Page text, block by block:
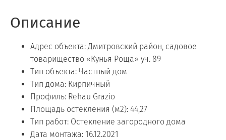
Описание
Адрес объекта: Дмитровский район, садовое
товарищество «Кунья Роща» уч. 89
Тип объекта: Частный дом
Тип дома: Кирпичный
Профиль: Rehau Grazio
Площадь остекления (м2): 44,27
Тип работ: Остекление загородного дома
Дата монтажа: 16.12.2021